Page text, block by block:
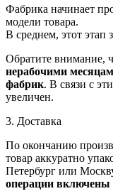
Фабрика начинает
модели товара.
В среднем, этот этап
Обратите внимание,
нерабочими
фабрик. В связи с
увеличен.
3. Доставка
По окончанию
товар аккуратно
Петербург или
операции включены